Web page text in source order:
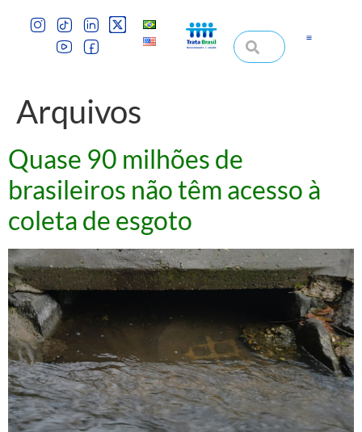
Arquivos
Quase 90 milhões de
brasileiros não têm acesso à
coleta de esgoto